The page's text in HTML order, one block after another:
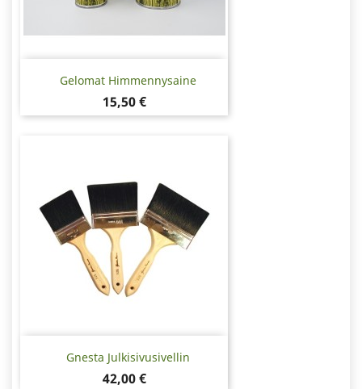
Gelomat Himmennysaine
Hinta
15,50 €
Gnesta Julkisivusivellin
Hinta
42,00 €